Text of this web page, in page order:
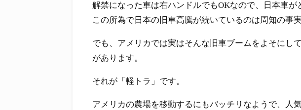
解禁になった車は右ハンドルでもOKなので、日本車が
この所為で日本の旧車高騰が続いているのは周知の事実
でも、アメリカでは実はそんな旧車ブームをよそにし
があります。
それが「軽トラ」です。
アメリカの農場を移動するにもバッチリなようで、人